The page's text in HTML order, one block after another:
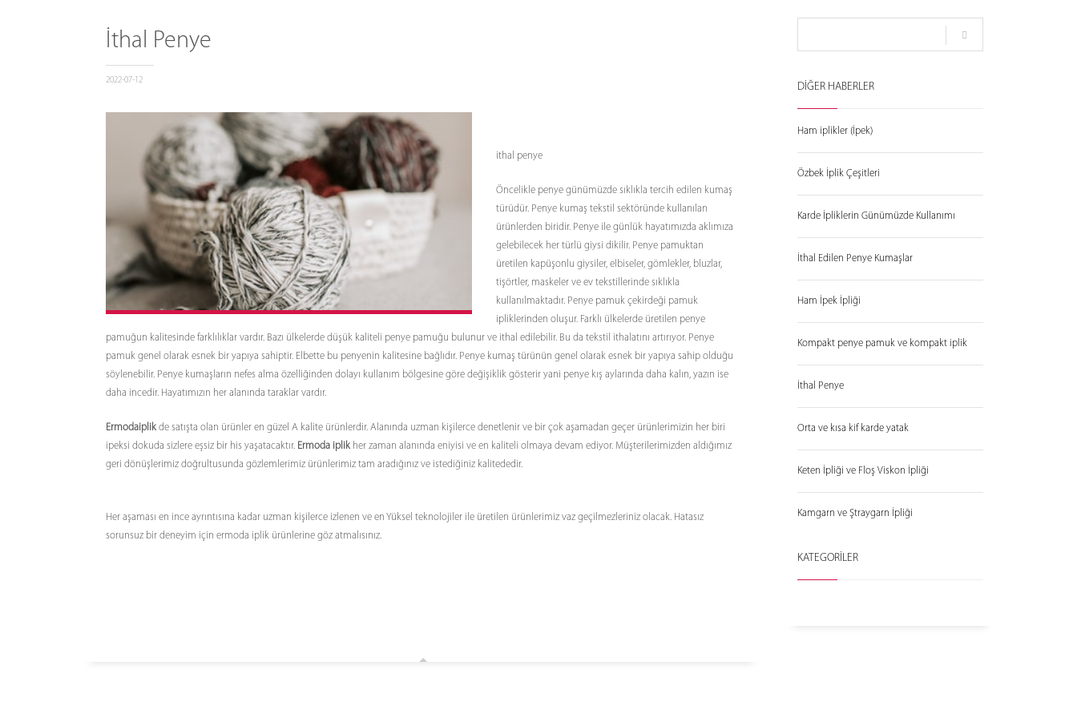
İthal Penye
2022-07-12
ithal penye
Öncelikle penye günümüzde sıklıkla tercih edilen kumaş
türüdür. Penye kumaş tekstil sektöründe kullanılan
ürünlerden biridir. Penye ile günlük hayatımızda aklımıza
gelebilecek her türlü giysi dikilir. Penye pamuktan
üretilen kapüşonlu giysiler, elbiseler, gömlekler, bluzlar,
tişörtler, maskeler ve ev tekstillerinde sıklıkla
kullanılmaktadır. Penye pamuk çekirdeği pamuk
ipliklerinden oluşur. Farklı ülkelerde üretilen penye
pamuğun kalitesinde farklılıklar vardır. Bazı ülkelerde düşük kaliteli penye pamuğu bulunur ve ithal edilebilir. Bu da tekstil ithalatını artırıyor. Penye
pamuk genel olarak esnek bir yapıya sahiptir. Elbette bu penyenin kalitesine bağlıdır. Penye kumaş türünün genel olarak esnek bir yapıya sahip olduğu
söylenebilir. Penye kumaşların nefes alma özelliğinden dolayı kullanım bölgesine göre değişiklik gösterir yani penye kış aylarında daha kalın, yazın ise
daha incedir. Hayatımızın her alanında taraklar vardır.
Ermodaiplik de satışta olan ürünler en güzel A kalite ürünlerdir. Alanında uzman kişilerce denetlenir ve bir çok aşamadan geçer ürünlerimizin her biri
ipeksi dokuda sizlere eşsiz bir his yaşatacaktır. Ermoda iplik her zaman alanında eniyisi ve en kaliteli olmaya devam ediyor. Müşterilerimizden aldığımız
geri dönüşlerimiz doğrultusunda gözlemlerimiz ürünlerimiz tam aradığınız ve istediğiniz kalitededir.
Her aşaması en ince ayrıntısına kadar uzman kişilerce izlenen ve en Yüksel teknolojiler ile üretilen ürünlerimiz vaz geçilmezleriniz olacak. Hatasız
sorunsuz bir deneyim için ermoda iplik ürünlerine göz atmalısınız.
DİĞER HABERLER
Ham iplikler (İpek)
Özbek İplik Çeşitleri
Karde İpliklerin Günümüzde Kullanımı
İthal Edilen Penye Kumaşlar
Ham İpek İpliği
Kompakt penye pamuk ve kompakt iplik
İthal Penye
Orta ve kısa kif karde yatak
Keten İpliği ve Floş Viskon İpliği
Kamgarn ve Ştraygarn İpliği
KATEGORİLER